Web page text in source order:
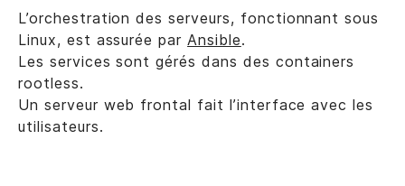
L’orchestration des serveurs, fonctionnant sous
Linux, est assurée par Ansible.
Les services sont gérés dans des containers
rootless.
Un serveur web frontal fait l’interface avec les
utilisateurs.